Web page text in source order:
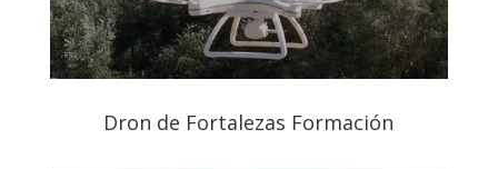
Dron de Fortalezas Formación